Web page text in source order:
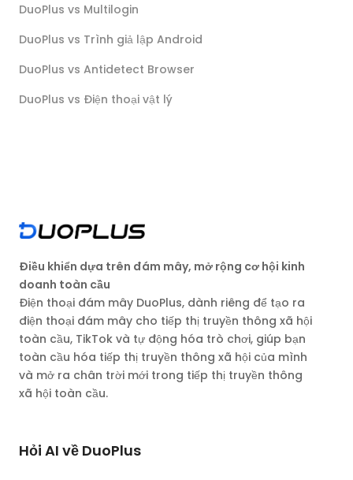
DuoPlus vs Multilogin
DuoPlus vs Trình giả lập Android
DuoPlus vs Antidetect Browser
DuoPlus vs Điện thoại vật lý
Điều khiển dựa trên đám mây, mở rộng cơ hội kinh
doanh toàn cầu
Điện thoại đám mây DuoPlus, dành riêng để tạo ra
điện thoại đám mây cho tiếp thị truyền thông xã hội
toàn cầu, TikTok và tự động hóa trò chơi, giúp bạn
toàn cầu hóa tiếp thị truyền thông xã hội của mình
và mở ra chân trời mới trong tiếp thị truyền thông
xã hội toàn cầu.
Hỏi AI về DuoPlus